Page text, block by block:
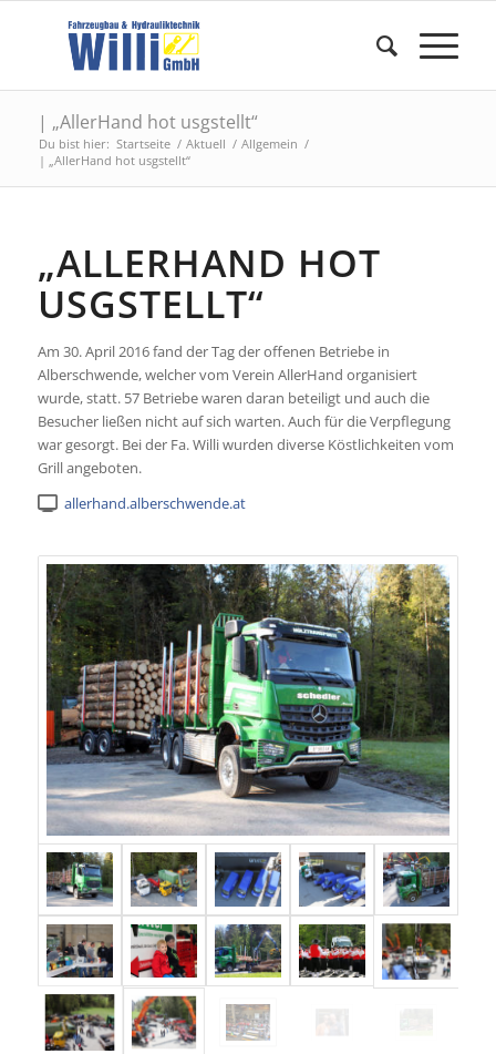
| „AllerHand hot usgstellt“
Du bist hier: Startseite / Aktuell / Allgemein /
| „AllerHand hot usgstellt“
„ALLERHAND HOT
USGSTELLT“
Am 30. April 2016 fand der Tag der offenen Betriebe in
Alberschwende, welcher vom Verein AllerHand organisiert
wurde, statt. 57 Betriebe waren daran beteiligt und auch die
Besucher ließen nicht auf sich warten. Auch für die Verpflegung
war gesorgt. Bei der Fa. Willi wurden diverse Köstlichkeiten vom
Grill angeboten.
allerhand.alberschwende.at